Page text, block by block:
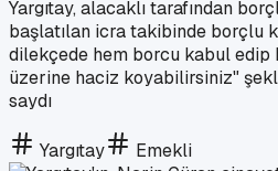
Yargıtay, alacaklı tarafından
başlatılan icra takibinde borçlu
dilekçede hem borcu kabul edip
üzerine haciz koyabilirsiniz"
saydı
Yargıtay Emekli